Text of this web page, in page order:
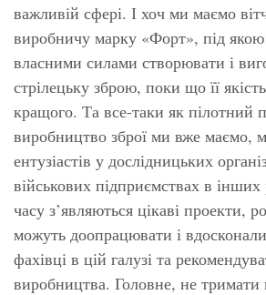
важливій сфері. І хоч ми маємо
виробничу марку «Форт», під якою
власними силами створювати і
стрілецьку зброю, поки що її
кращого. Та все-таки як пілотний
виробництво зброї ми вже маємо,
ентузіастів у дослідницьких
військових підприємствах в інших
часу з’являються цікаві проекти,
можуть доопрацювати і
фахівці в цій галузі та
виробництва. Головне, не тримати